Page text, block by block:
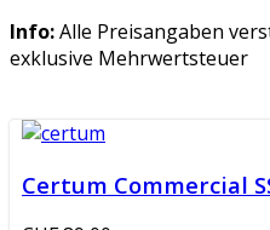
Info:Alle Preisangaben
exklusive Mehrwertsteuer
Certum Commercial